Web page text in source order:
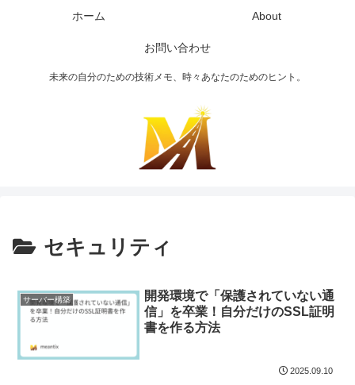
未来の自分のための技術メモ、時々あなたのためのヒント。
ホーム About
お問い合わせ
セキュリティ
サーバー構築
開発環境で「保護されていない通
信」を卒業！自分だけのSSL証明
書を作る方法
2025.09.10